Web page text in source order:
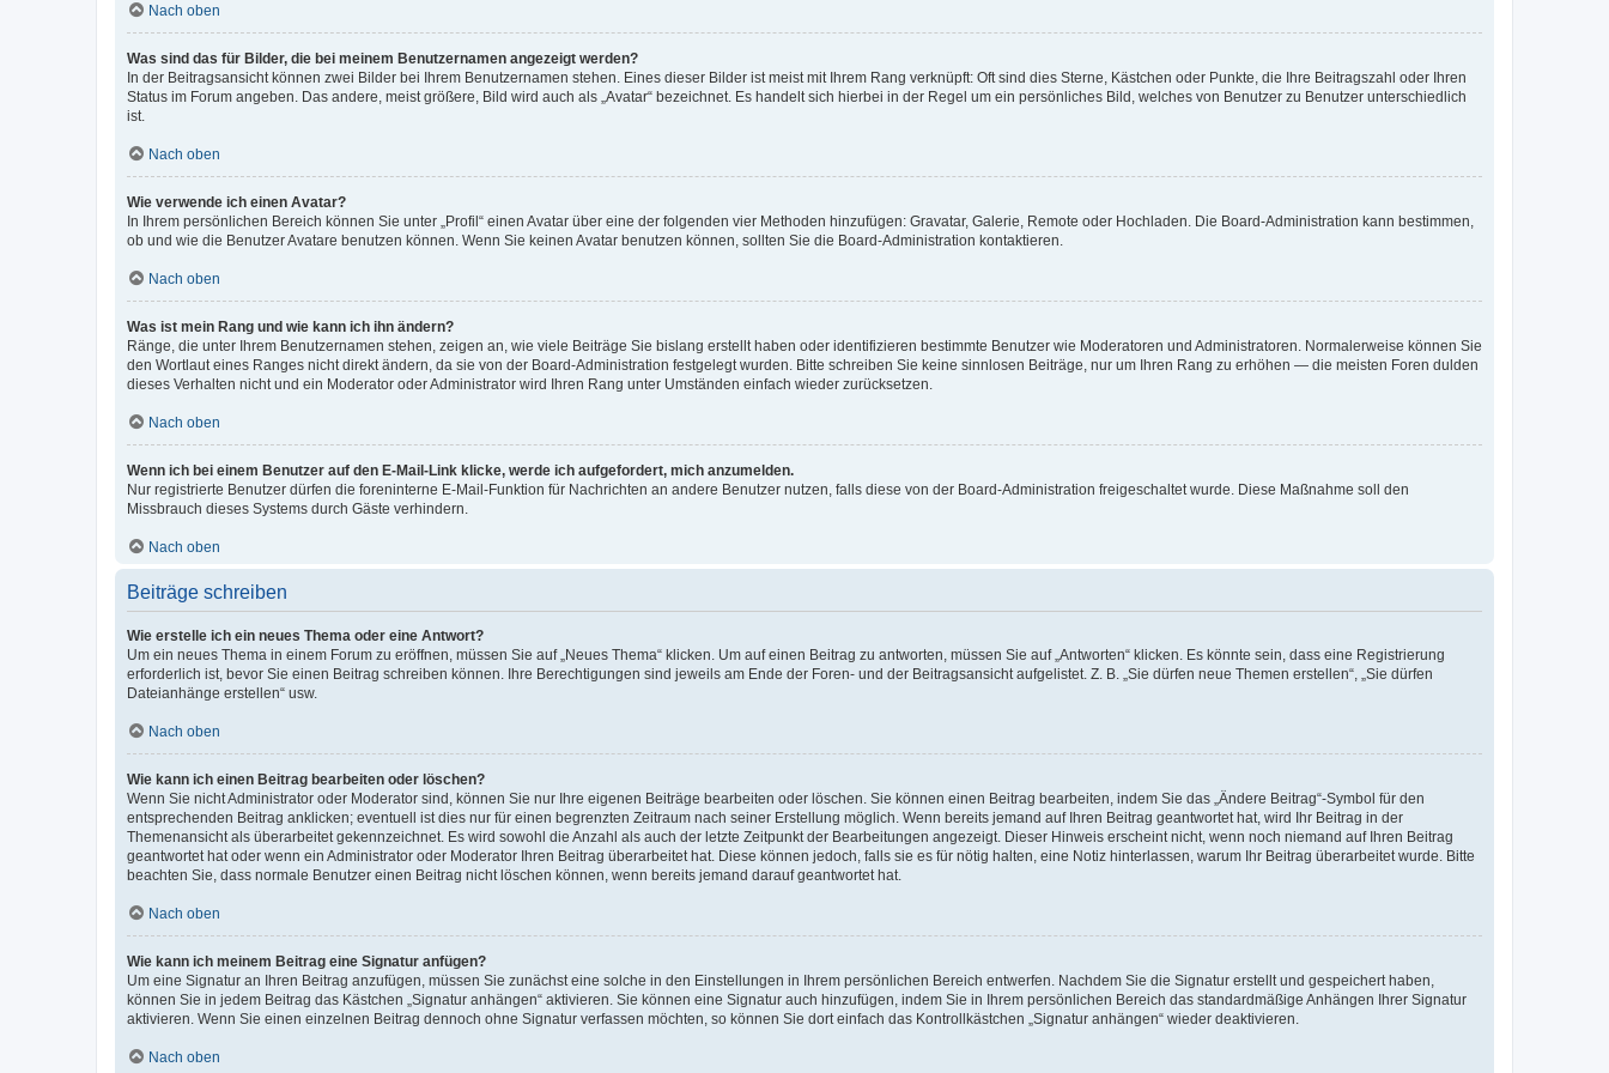
Nach oben
Was sind das für Bilder, die bei meinem Benutzernamen angezeigt werden?
In der Beitragsansicht können zwei Bilder bei Ihrem Benutzernamen stehen. Eines dieser Bilder ist meist mit Ihrem Rang verknüpft: Oft sind dies Sterne, Kästchen oder Punkte, die Ihre Beitragszahl oder Ihren
Status im Forum angeben. Das andere, meist größere, Bild wird auch als „Avatar“ bezeichnet. Es handelt sich hierbei in der Regel um ein persönliches Bild, welches von Benutzer zu Benutzer unterschiedlich
ist.
Nach oben
Wie verwende ich einen Avatar?
In Ihrem persönlichen Bereich können Sie unter „Profil“ einen Avatar über eine der folgenden vier Methoden hinzufügen: Gravatar, Galerie, Remote oder Hochladen. Die Board-Administration kann bestimmen,
ob und wie die Benutzer Avatare benutzen können. Wenn Sie keinen Avatar benutzen können, sollten Sie die Board-Administration kontaktieren.
Nach oben
Was ist mein Rang und wie kann ich ihn ändern?
Ränge, die unter Ihrem Benutzernamen stehen, zeigen an, wie viele Beiträge Sie bislang erstellt haben oder identifizieren bestimmte Benutzer wie Moderatoren und Administratoren. Normalerweise können Sie
den Wortlaut eines Ranges nicht direkt ändern, da sie von der Board-Administration festgelegt wurden. Bitte schreiben Sie keine sinnlosen Beiträge, nur um Ihren Rang zu erhöhen — die meisten Foren dulden
dieses Verhalten nicht und ein Moderator oder Administrator wird Ihren Rang unter Umständen einfach wieder zurücksetzen.
Nach oben
Wenn ich bei einem Benutzer auf den E-Mail-Link klicke, werde ich aufgefordert, mich anzumelden.
Nur registrierte Benutzer dürfen die foreninterne E-Mail-Funktion für Nachrichten an andere Benutzer nutzen, falls diese von der Board-Administration freigeschaltet wurde. Diese Maßnahme soll den
Missbrauch dieses Systems durch Gäste verhindern.
Nach oben
Beiträge schreiben
Wie erstelle ich ein neues Thema oder eine Antwort?
Um ein neues Thema in einem Forum zu eröffnen, müssen Sie auf „Neues Thema“ klicken. Um auf einen Beitrag zu antworten, müssen Sie auf „Antworten“ klicken. Es könnte sein, dass eine Registrierung
erforderlich ist, bevor Sie einen Beitrag schreiben können. Ihre Berechtigungen sind jeweils am Ende der Foren- und der Beitragsansicht aufgelistet. Z. B. „Sie dürfen neue Themen erstellen“, „Sie dürfen
Dateianhänge erstellen“ usw.
Nach oben
Wie kann ich einen Beitrag bearbeiten oder löschen?
Wenn Sie nicht Administrator oder Moderator sind, können Sie nur Ihre eigenen Beiträge bearbeiten oder löschen. Sie können einen Beitrag bearbeiten, indem Sie das „Ändere Beitrag“-Symbol für den
entsprechenden Beitrag anklicken; eventuell ist dies nur für einen begrenzten Zeitraum nach seiner Erstellung möglich. Wenn bereits jemand auf Ihren Beitrag geantwortet hat, wird Ihr Beitrag in der
Themenansicht als überarbeitet gekennzeichnet. Es wird sowohl die Anzahl als auch der letzte Zeitpunkt der Bearbeitungen angezeigt. Dieser Hinweis erscheint nicht, wenn noch niemand auf Ihren Beitrag
geantwortet hat oder wenn ein Administrator oder Moderator Ihren Beitrag überarbeitet hat. Diese können jedoch, falls sie es für nötig halten, eine Notiz hinterlassen, warum Ihr Beitrag überarbeitet wurde. Bitte
beachten Sie, dass normale Benutzer einen Beitrag nicht löschen können, wenn bereits jemand darauf geantwortet hat.
Nach oben
Wie kann ich meinem Beitrag eine Signatur anfügen?
Um eine Signatur an Ihren Beitrag anzufügen, müssen Sie zunächst eine solche in den Einstellungen in Ihrem persönlichen Bereich entwerfen. Nachdem Sie die Signatur erstellt und gespeichert haben,
können Sie in jedem Beitrag das Kästchen „Signatur anhängen“ aktivieren. Sie können eine Signatur auch hinzufügen, indem Sie in Ihrem persönlichen Bereich das standardmäßige Anhängen Ihrer Signatur
aktivieren. Wenn Sie einen einzelnen Beitrag dennoch ohne Signatur verfassen möchten, so können Sie dort einfach das Kontrollkästchen „Signatur anhängen“ wieder deaktivieren.
Nach oben